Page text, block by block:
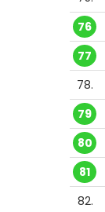
76
77
78.
79
80
81
82.